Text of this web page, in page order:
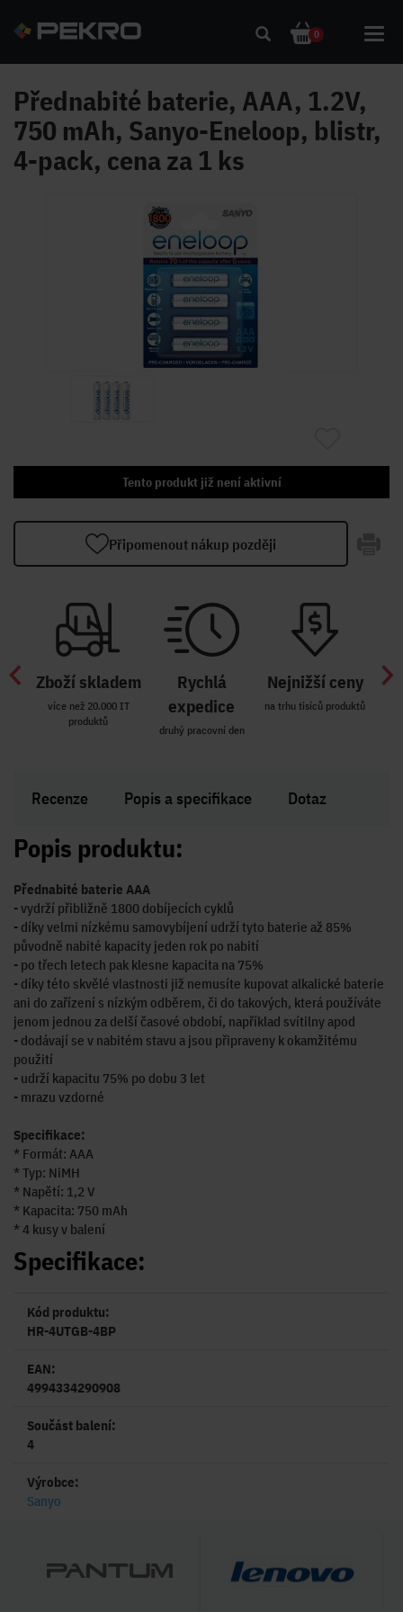
0
Přednabité baterie, AAA, 1.2V,
750 mAh, Sanyo-Eneloop, blistr,
4-pack, cena za 1 ks
Tento produkt již není aktivní
Připomenout nákup později
Zboží skladem
více než 20.000 IT
produktů
Rychlá
expedice
druhý pracovní den
Nejnižší ceny
na trhu tisíců produktů
Recenze Popis a specifikace Dotaz
Popis produktu:
Přednabité baterie AAA
- vydrží přibližně 1800 dobíjecích cyklů
- díky velmi nízkému samovybíjení udrží tyto baterie až 85%
původně nabité kapacity jeden rok po nabití
- po třech letech pak klesne kapacita na 75%
- díky této skvělé vlastnosti již nemusíte kupovat alkalické baterie
ani do zařízení s nízkým odběrem, či do takových, která používáte
jenom jednou za delší časové období, například svítilny apod
- dodávají se v nabitém stavu a jsou připraveny k okamžitému
použití
- udrží kapacitu 75% po dobu 3 let
- mrazu vzdorné
Specifikace:
* Formát: AAA
* Typ: NiMH
* Napětí: 1,2 V
* Kapacita: 750 mAh
* 4 kusy v balení
Specifikace:
Kód produktu:
HR-4UTGB-4BP
EAN:
4994334290908
Součást balení:
4
Výrobce:
Sanyo